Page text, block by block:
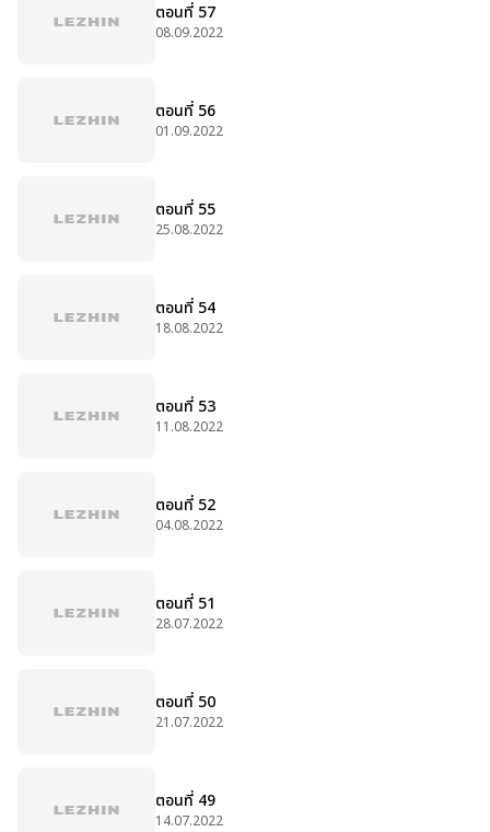
ตอนที่ 57
08.09.2022
ตอนที่ 56
01.09.2022
ตอนที่ 55
25.08.2022
ตอนที่ 54
18.08.2022
ตอนที่ 53
11.08.2022
ตอนที่ 52
04.08.2022
ตอนที่ 51
28.07.2022
ตอนที่ 50
21.07.2022
ตอนที่ 49
14.07.2022